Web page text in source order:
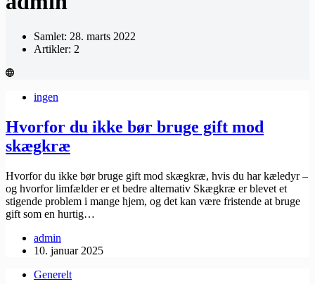
Samlet: 28. marts 2022
Artikler: 2
ingen
Hvorfor du ikke bør bruge gift mod
skægkræ
Hvorfor du ikke bør bruge gift mod skægkræ, hvis du har kæledyr –
og hvorfor limfælder er et bedre alternativ Skægkræ er blevet et
stigende problem i mange hjem, og det kan være fristende at bruge
gift som en hurtig…
admin
10. januar 2025
Generelt